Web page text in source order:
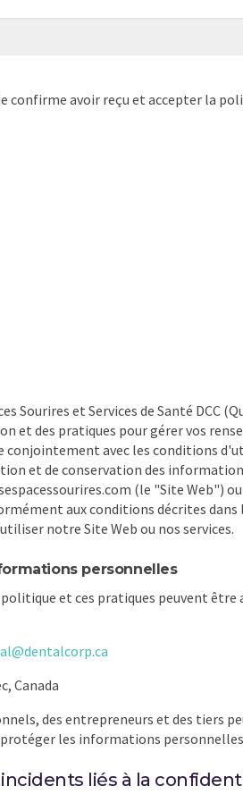
avoir reçu et accepter la
Sourires et Services de Santé DCC
et des pratiques pour gérer vos
avec les conditions
et de conservation des
(le "Site Web")
aux conditions décrites
notre Site Web ou nos services.
personnelles
et ces pratiques peuvent être
Canada
des entrepreneurs et des tiers
les informations
liés à la